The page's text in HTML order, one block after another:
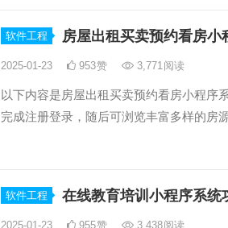
软件工程 房屋出租买卖预约看房
2025-01-23 953赞 3,771阅读
以下内容是房屋出租买卖预约看房小程序
完成注册登录，随后可浏览丰富多样的房
软件工程 在线教育培训小程序系统
2025-01-23 955赞 3,438阅读